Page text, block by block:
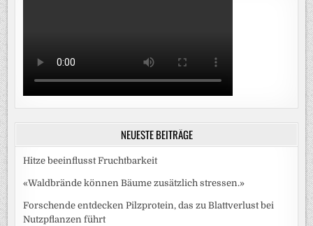
NEUESTE BEITRÄGE
Hitze beeinflusst Fruchtbarkeit
«Waldbrände können Bäume zusätzlich stressen.»
Forschende entdecken Pilzprotein, das zu Blattverlust bei
Nutzpflanzen führt